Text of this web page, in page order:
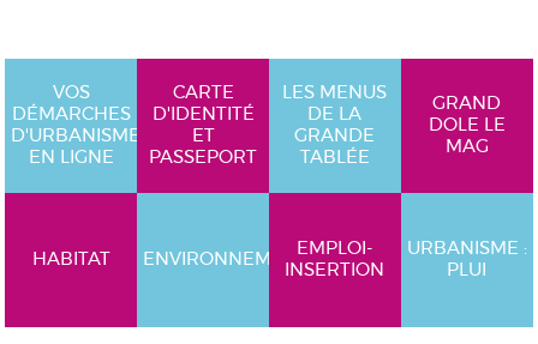
VOS
DÉMARCHES
D'URBANISME
EN LIGNE
CARTE
D'IDENTITÉ
ET
PASSEPORT
LES MENUS
DE LA
GRANDE
TABLÉE
GRAND
DOLE LE
MAG
HABITAT ENVIRONNEMENT
EMPLOI-
INSERTION
URBANISME :
PLUI